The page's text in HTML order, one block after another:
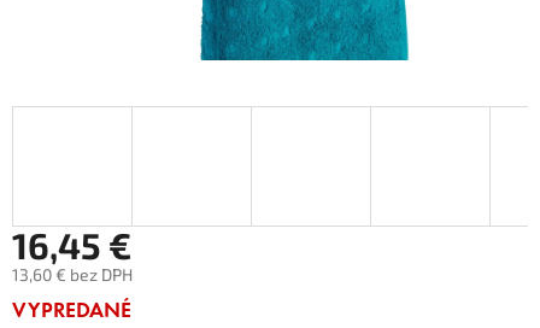
16,45 €
13,60 € bez DPH
Jednotková
VYPREDANÉ